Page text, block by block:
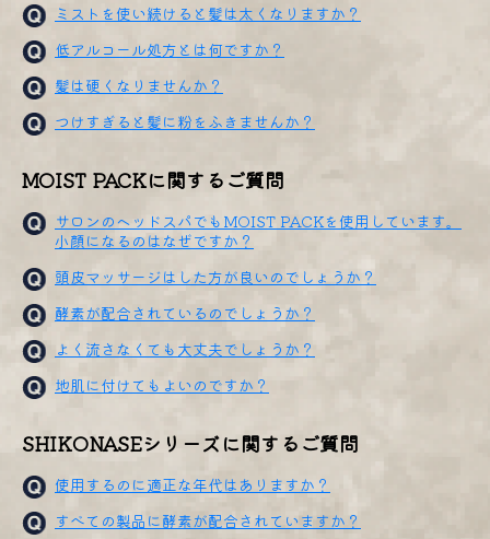
ミストを使い続けると髪は太くなりますか？
低アルコール処方とは何ですか？
髪は硬くなりませんか？
つけすぎると髪に粉をふきませんか？
MOIST PACKに関するご質問
サロンのヘッドスパでもMOIST PACKを使用しています。
小顔になるのはなぜですか？
頭皮マッサージはした方が良いのでしょうか？
酵素が配合されているのでしょうか？
よく流さなくても大丈夫でしょうか？
地肌に付けてもよいのですか？
SHIKONASEシリーズに関するご質問
使用するのに適正な年代はありますか？
すべての製品に酵素が配合されていますか？